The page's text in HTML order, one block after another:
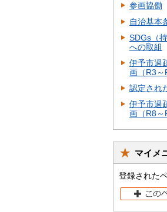
参画協働
自治基本
SDGs（
への取組
伊予市過
画（R3～
認定され
伊予市過
画（R8～
マイメ
登録された